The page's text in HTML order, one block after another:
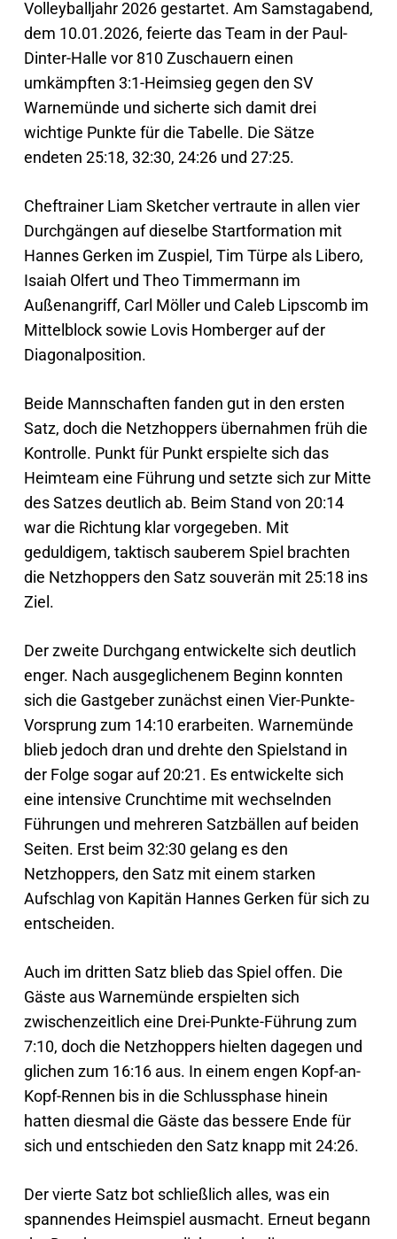
Volleyballjahr 2026 gestartet. Am Samstagabend,
dem 10.01.2026, feierte das Team in der Paul-
Dinter-Halle vor 810 Zuschauern einen
umkämpften 3:1-Heimsieg gegen den SV
Warnemünde und sicherte sich damit drei
wichtige Punkte für die Tabelle. Die Sätze
endeten 25:18, 32:30, 24:26 und 27:25.
Cheftrainer Liam Sketcher vertraute in allen vier
Durchgängen auf dieselbe Startformation mit
Hannes Gerken im Zuspiel, Tim Türpe als Libero,
Isaiah Olfert und Theo Timmermann im
Außenangriff, Carl Möller und Caleb Lipscomb im
Mittelblock sowie Lovis Homberger auf der
Diagonalposition.
Beide Mannschaften fanden gut in den ersten
Satz, doch die Netzhoppers übernahmen früh die
Kontrolle. Punkt für Punkt erspielte sich das
Heimteam eine Führung und setzte sich zur Mitte
des Satzes deutlich ab. Beim Stand von 20:14
war die Richtung klar vorgegeben. Mit
geduldigem, taktisch sauberem Spiel brachten
die Netzhoppers den Satz souverän mit 25:18 ins
Ziel.
Der zweite Durchgang entwickelte sich deutlich
enger. Nach ausgeglichenem Beginn konnten
sich die Gastgeber zunächst einen Vier-Punkte-
Vorsprung zum 14:10 erarbeiten. Warnemünde
blieb jedoch dran und drehte den Spielstand in
der Folge sogar auf 20:21. Es entwickelte sich
eine intensive Crunchtime mit wechselnden
Führungen und mehreren Satzbällen auf beiden
Seiten. Erst beim 32:30 gelang es den
Netzhoppers, den Satz mit einem starken
Aufschlag von Kapitän Hannes Gerken für sich zu
entscheiden.
Auch im dritten Satz blieb das Spiel offen. Die
Gäste aus Warnemünde erspielten sich
zwischenzeitlich eine Drei-Punkte-Führung zum
7:10, doch die Netzhoppers hielten dagegen und
glichen zum 16:16 aus. In einem engen Kopf-an-
Kopf-Rennen bis in die Schlussphase hinein
hatten diesmal die Gäste das bessere Ende für
sich und entschieden den Satz knapp mit 24:26.
Der vierte Satz bot schließlich alles, was ein
spannendes Heimspiel ausmacht. Erneut begann